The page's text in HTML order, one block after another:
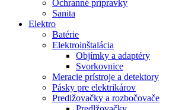
Ochranné prípravky
Sanita
Elektro
Batérie
Elektroinštalácia
Objímky a adaptéry
Svorkovnice
Meracie prístroje a detektory
Pásky pre elektrikárov
Predlžovačky a rozbočovače